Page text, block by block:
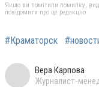
Якщо ви помітили помилку,
повідомити про це редакцію
#Краматорск
Вера Карпова
Журналист-